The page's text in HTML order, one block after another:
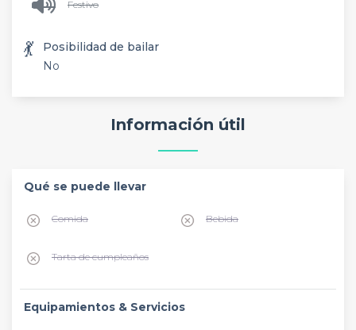
Festivo
💃
Posibilidad de bailar
No
Información útil
Qué se puede llevar
Comida Bebida
Tarta de cumpleaños
Equipamientos & Servicios